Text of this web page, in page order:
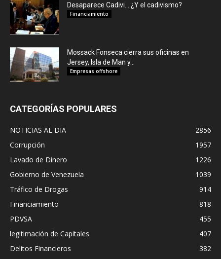
Desaparece Cadivi… ¿Y el cadivismo?
Financiamiento
Mossack Fonseca cierra sus oficinas en
Jersey, Isla de Man y...
Empresas offshore
CATEGORÍAS POPULARES
NOTICIAS AL DIA
2856
Corrupción
1957
Lavado de Dinero
1226
Gobierno de Venezuela
1039
Tráfico de Drogas
914
Financiamiento
818
PDVSA
455
legitimación de Capitales
407
Delitos Financieros
382